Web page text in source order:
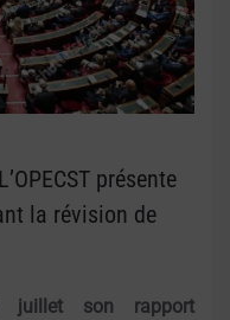
présente
la révision de
juillet son rapport